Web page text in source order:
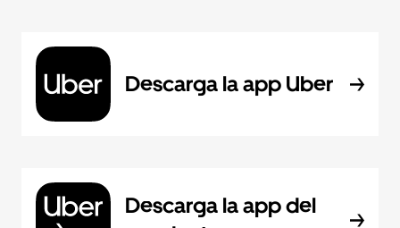
Descarga la app Uber
Descarga la app del